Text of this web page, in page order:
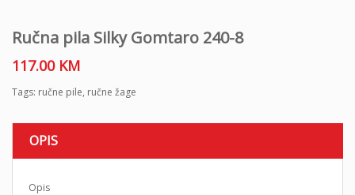
Ručna pila Silky Gomtaro 240-8
117.00 KM
Tags: ručne pile, ručne žage
OPIS
Opis